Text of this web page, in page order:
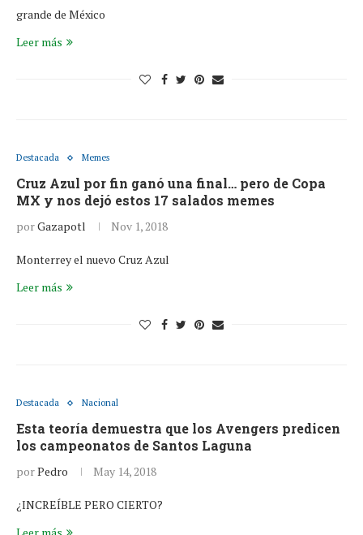
grande de México
Leer más
Destacada Memes
Cruz Azul por fin ganó una final… pero de Copa
MX y nos dejó estos 17 salados memes
porGazapotl Nov 1, 2018
Monterrey el nuevo Cruz Azul
Leer más
Destacada Nacional
Esta teoría demuestra que los Avengers predicen
los campeonatos de Santos Laguna
porPedro May 14, 2018
¿INCREÍBLE PERO CIERTO?